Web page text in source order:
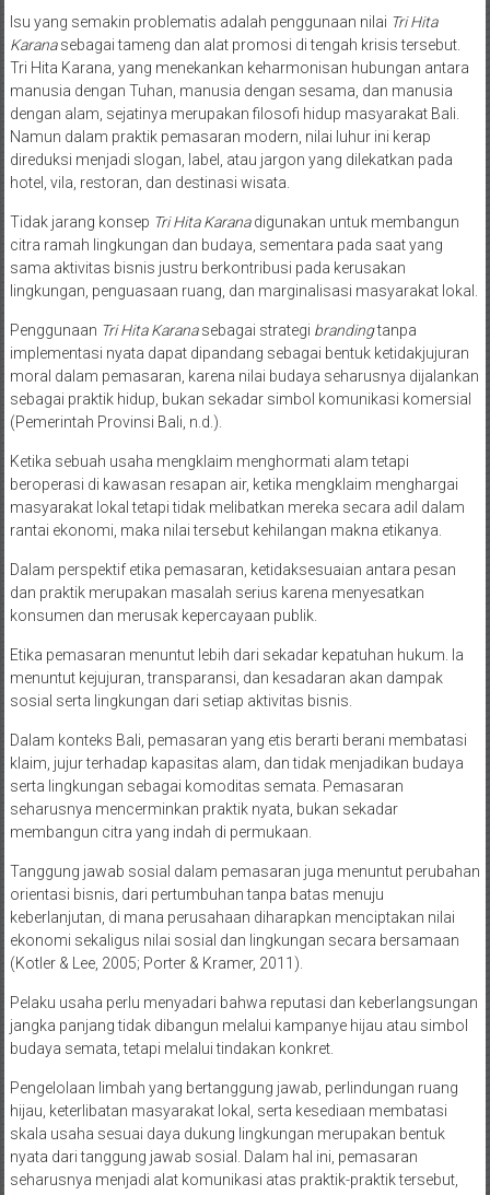
Isu yang semakin problematis adalah penggunaan nilai Tri Hita
Karanasebagai tameng dan alat promosi di tengah krisis tersebut.
Tri Hita Karana, yang menekankan keharmonisan hubungan antara
manusia dengan Tuhan, manusia dengan sesama, dan manusia
dengan alam, sejatinya merupakan filosofi hidup masyarakat Bali.
Namun dalam praktik pemasaran modern, nilai luhur ini kerap
direduksi menjadi slogan, label, atau jargon yang dilekatkan pada
hotel, vila, restoran, dan destinasi wisata.
Tidak jarang konsep Tri Hita Karanadigunakan untuk membangun
citra ramah lingkungan dan budaya, sementara pada saat yang
sama aktivitas bisnis justru berkontribusi pada kerusakan
lingkungan, penguasaan ruang, dan marginalisasi masyarakat lokal.
Penggunaan Tri Hita Karanasebagai strategi brandingtanpa
implementasi nyata dapat dipandang sebagai bentuk ketidakjujuran
moral dalam pemasaran, karena nilai budaya seharusnya dijalankan
sebagai praktik hidup, bukan sekadar simbol komunikasi komersial
(Pemerintah Provinsi Bali, n.d.).
Ketika sebuah usaha mengklaim menghormati alam tetapi
beroperasi di kawasan resapan air, ketika mengklaim menghargai
masyarakat lokal tetapi tidak melibatkan mereka secara adil dalam
rantai ekonomi, maka nilai tersebut kehilangan makna etikanya.
Dalam perspektif etika pemasaran, ketidaksesuaian antara pesan
dan praktik merupakan masalah serius karena menyesatkan
konsumen dan merusak kepercayaan publik.
Etika pemasaran menuntut lebih dari sekadar kepatuhan hukum. Ia
menuntut kejujuran, transparansi, dan kesadaran akan dampak
sosial serta lingkungan dari setiap aktivitas bisnis.
Dalam konteks Bali, pemasaran yang etis berarti berani membatasi
klaim, jujur terhadap kapasitas alam, dan tidak menjadikan budaya
serta lingkungan sebagai komoditas semata. Pemasaran
seharusnya mencerminkan praktik nyata, bukan sekadar
membangun citra yang indah di permukaan.
Tanggung jawab sosial dalam pemasaran juga menuntut perubahan
orientasi bisnis, dari pertumbuhan tanpa batas menuju
keberlanjutan, di mana perusahaan diharapkan menciptakan nilai
ekonomi sekaligus nilai sosial dan lingkungan secara bersamaan
(Kotler & Lee, 2005; Porter & Kramer, 2011).
Pelaku usaha perlu menyadari bahwa reputasi dan keberlangsungan
jangka panjang tidak dibangun melalui kampanye hijau atau simbol
budaya semata, tetapi melalui tindakan konkret.
Pengelolaan limbah yang bertanggung jawab, perlindungan ruang
hijau, keterlibatan masyarakat lokal, serta kesediaan membatasi
skala usaha sesuai daya dukung lingkungan merupakan bentuk
nyata dari tanggung jawab sosial. Dalam hal ini, pemasaran
seharusnya menjadi alat komunikasi atas praktik-praktik tersebut,